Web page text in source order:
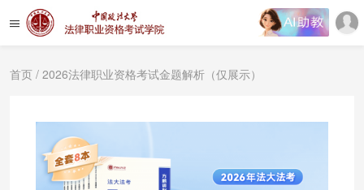
首页 / 2026法律职业资格考试金题解析（仅展示）